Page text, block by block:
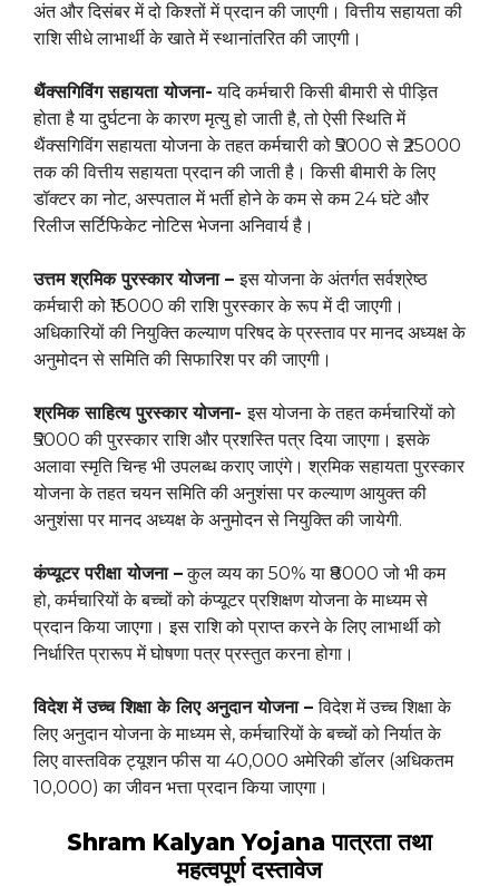
अंत और दिसंबर में दो किश्तों में प्रदान की जाएगी। वित्तीय सहायता की
राशि सीधे लाभार्थी के खाते में स्थानांतरित की जाएगी।
थैंक्सगिविंग सहायता योजना- यदि कर्मचारी किसी बीमारी से पीड़ित
होता है या दुर्घटना के कारण मृत्यु हो जाती है, तो ऐसी स्थिति में
थैंक्सगिविंग सहायता योजना के तहत कर्मचारी को ₹5000 से ₹25000
तक की वित्तीय सहायता प्रदान की जाती है। किसी बीमारी के लिए
डॉक्टर का नोट, अस्पताल में भर्ती होने के कम से कम 24 घंटे और
रिलीज सर्टिफिकेट नोटिस भेजना अनिवार्य है।
उत्तम श्रमिक पुरस्कार योजना –इस योजना के अंतर्गत सर्वश्रेष्ठ
कर्मचारी को ₹15000 की राशि पुरस्कार के रूप में दी जाएगी।
अधिकारियों की नियुक्ति कल्याण परिषद के प्रस्ताव पर मानद अध्यक्ष के
अनुमोदन से समिति की सिफारिश पर की जाएगी।
श्रमिक साहित्य पुरस्कार योजना-इस योजना के तहत कर्मचारियों को
₹5000 की पुरस्कार राशि और प्रशस्ति पत्र दिया जाएगा। इसके
अलावा स्मृति चिन्ह भी उपलब्ध कराए जाएंगे। श्रमिक सहायता पुरस्कार
योजना के तहत चयन समिति की अनुशंसा पर कल्याण आयुक्त की
अनुशंसा पर मानद अध्यक्ष के अनुमोदन से नियुक्ति की जायेगी.
कंप्यूटर परीक्षा योजना –कुल व्यय का 50% या ₹8000 जो भी कम
हो, कर्मचारियों के बच्चों को कंप्यूटर प्रशिक्षण योजना के माध्यम से
प्रदान किया जाएगा। इस राशि को प्राप्त करने के लिए लाभार्थी को
निर्धारित प्रारूप में घोषणा पत्र प्रस्तुत करना होगा।
विदेश में उच्च शिक्षा के लिए अनुदान योजना –विदेश में उच्च शिक्षा के
लिए अनुदान योजना के माध्यम से, कर्मचारियों के बच्चों को निर्यात के
लिए वास्तविक ट्यूशन फीस या 40,000 अमेरिकी डॉलर (अधिकतम
10,000) का जीवन भत्ता प्रदान किया जाएगा।
Shram Kalyan Yojanaपात्रता तथा
महत्वपूर्ण दस्तावेज